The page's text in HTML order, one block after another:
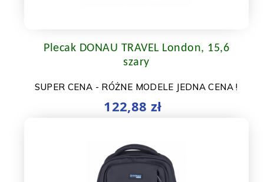
Plecak DONAU TRAVEL London, 15,6
szary
SUPER CENA - RÓŻNE MODELE JEDNA CENA !
122,88 zł